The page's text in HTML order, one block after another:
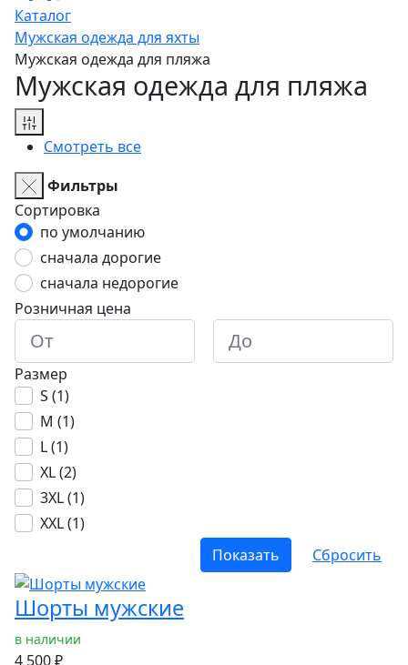
Каталог
Мужская одежда для яхты
Мужская одежда для пляжа
Мужская одежда для пляжа
Смотреть все
Фильтры
Сортировка
по умолчанию
сначала дорогие
сначала недорогие
Розничная цена
Размер
S (1)
M (1)
L (1)
XL (2)
3XL (1)
XXL (1)
Шорты мужские
в наличии
4 500 ₽